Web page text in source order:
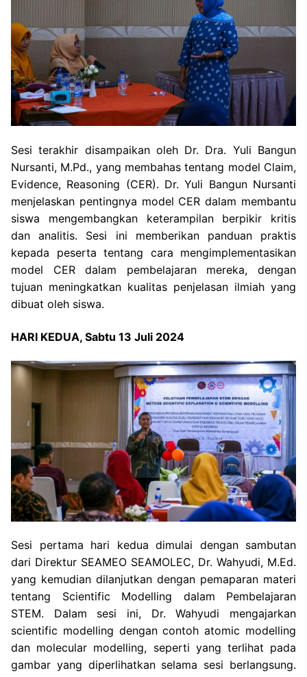
Sesi terakhir disampaikan oleh Dr. Dra. Yuli Bangun
Nursanti, M.Pd., yang membahas tentang model Claim,
Evidence, Reasoning (CER). Dr. Yuli Bangun Nursanti
menjelaskan pentingnya model CER dalam membantu
siswa mengembangkan keterampilan berpikir kritis
dan analitis. Sesi ini memberikan panduan praktis
kepada peserta tentang cara mengimplementasikan
model CER dalam pembelajaran mereka, dengan
tujuan meningkatkan kualitas penjelasan ilmiah yang
dibuat oleh siswa.
HARI KEDUA, Sabtu 13 Juli 2024
Sesi pertama hari kedua dimulai dengan sambutan
dari Direktur SEAMEO SEAMOLEC, Dr. Wahyudi, M.Ed.
yang kemudian dilanjutkan dengan pemaparan materi
tentang Scientific Modelling dalam Pembelajaran
STEM. Dalam sesi ini, Dr. Wahyudi mengajarkan
scientific modelling dengan contoh atomic modelling
dan molecular modelling, seperti yang terlihat pada
gambar yang diperlihatkan selama sesi berlangsung.